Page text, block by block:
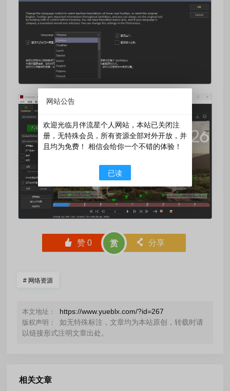
󰄼 赞0 赏 󰄯 分享
# 网络资源
本文地址： https://www.yueblx.com/?id=267
版权声明：
如无特殊标注，文章均为本站原创，转载时请
以链接形式注明文章出处。
相关文章
网站公告
欢迎光临月伴流星个人网站，本站已关闭注
册，无特殊会员，所有资源全部对外开放，并
且均为免费！ 相信会给你一个不错的体验！
已读